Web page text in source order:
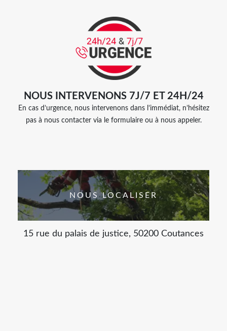
NOUS INTERVENONS 7J/7 ET 24H/24
En cas d’urgence, nous intervenons dans l’immédiat, n’hésitez
pas à nous contacter via le formulaire ou à nous appeler.
NOUS LOCALISER
15 rue du palais de justice, 50200 Coutances